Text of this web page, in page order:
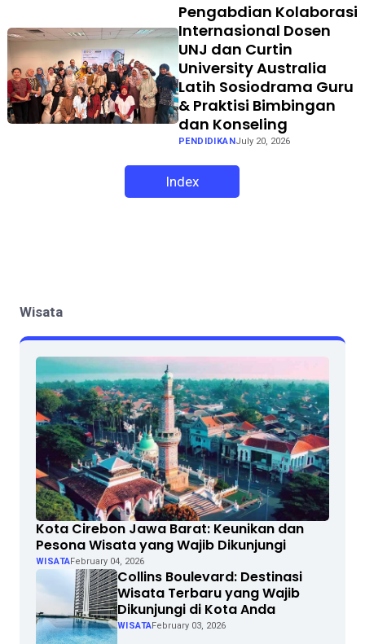
Pengabdian Kolaborasi
Internasional Dosen
UNJ dan Curtin
University Australia
Latih Sosiodrama Guru
& Praktisi Bimbingan
dan Konseling
PENDIDIKANJuly 20, 2026
Index
Wisata
Kota Cirebon Jawa Barat: Keunikan dan
Pesona Wisata yang Wajib Dikunjungi
WISATAFebruary 04, 2026
Collins Boulevard: Destinasi
Wisata Terbaru yang Wajib
Dikunjungi di Kota Anda
WISATAFebruary 03, 2026